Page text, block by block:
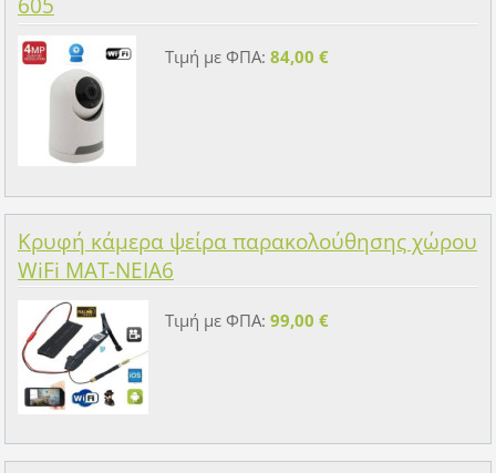
Τιμή με ΦΠΑ: 84,00 €
Κρυφή κάμερα ψείρα παρακολούθησης χώρου
WiFi MAT-NEIA6
Τιμή με ΦΠΑ: 99,00 €